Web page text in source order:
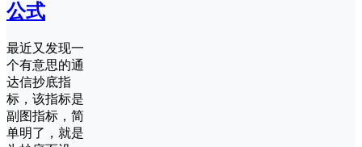
公式
最近又发现一
个有意思的通
达信抄底指
标，该指标是
副图指标，简
单明了，就是